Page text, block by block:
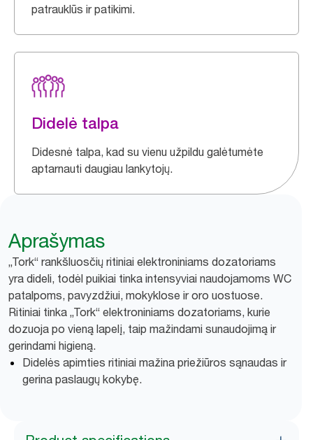
patrauklūs ir patikimi.
Didelė talpa
Didesnė talpa, kad su vienu užpildu galėtumėte
aptarnauti daugiau lankytojų.
Aprašymas
„Tork“ rankšluosčių ritiniai elektroniniams dozatoriams
yra dideli, todėl puikiai tinka intensyviai naudojamoms WC
patalpoms, pavyzdžiui, mokyklose ir oro uostuose.
Ritiniai tinka „Tork“ elektroniniams dozatoriams, kurie
dozuoja po vieną lapelį, taip mažindami sunaudojimą ir
gerindami higieną.
Didelės apimties ritiniai mažina priežiūros sąnaudas ir
gerina paslaugų kokybę.